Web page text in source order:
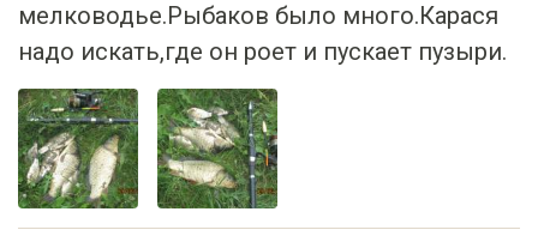
мелководье.Рыбаков было много.Карася
надо искать,где он роет и пускает пузыри.